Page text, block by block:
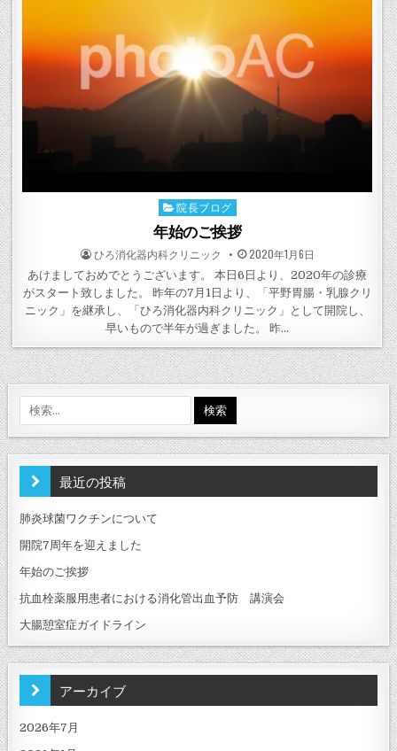
Posted
in
院長ブログ
年始のご挨拶
POSTED
BY
ひろ消化器内科クリニック POSTED
ON
2020年1月6日
あけましておめでとうございます。 本日6日より、2020年の診療
がスタート致しました。 昨年の7月1日より、「平野胃腸・乳腺クリ
ニック」を継承し、「ひろ消化器内科クリニック」として開院し、
早いもので半年が過ぎました。 昨…
索:
最近の投稿
肺炎球菌ワクチンについて
開院7周年を迎えました
年始のご挨拶
抗血栓薬服用患者における消化管出血予防 講演会
大腸憩室症ガイドライン
アーカイブ
2026年7月